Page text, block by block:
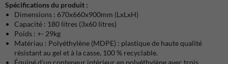
Spécifications du produit :
Dimensions : 670x660x900mm (LxLxH)
Capacité : 180 litres (3x60 litres)
Poids : +- 29kg
Matériau : Polyéthylène (MDPE) : plastique de haute qualité
résistant au gel et à la casse, 100 % recyclable.